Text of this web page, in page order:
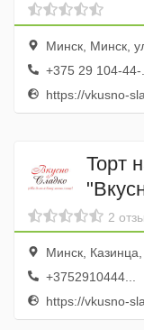
Минск, Минск,
+375 29 104-44-...
https://vkusno-
Торт
2
Минск,
+3752910444...
https://vkusno-